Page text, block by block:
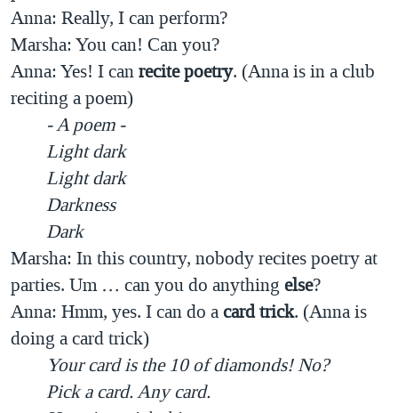
Anna: Really, I can perform?
Marsha: You can! Can you?
Anna: Yes! I canrecite poetry. (Anna is in a club
reciting a poem)
- A poem -
Light dark
Light dark
Darkness
Dark
Marsha: In this country, nobody recites poetry at
parties. Um … can you do anything else?
Anna: Hmm, yes. I can do acard trick. (Anna is
doing a card trick)
Your card is the 10 of diamonds! No?
Pick a card. Any card.